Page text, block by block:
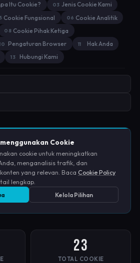
Itu Cookie? 03 Jenis Cookie Kami
Cookie Fungsional 06 Cookie Analitik
08 Cookie Pihak Ketiga
Pengaturan Browser 11 Hak Anda
13 Hubungi Kami
Cookie
cookie untuk meningkatkan
menganalisis trafik, dan
yang relevan. Baca Cookie Policy
lengkap.
Kelola Pilihan
23
TOTAL COOKIE